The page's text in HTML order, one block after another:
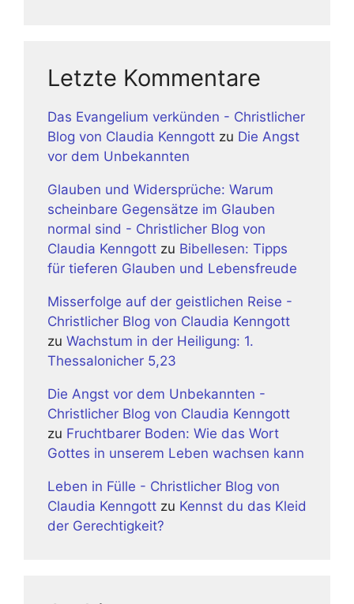
Letzte Kommentare
Das Evangelium verkünden - Christlicher
Blog von Claudia Kenngott zu Die Angst
vor dem Unbekannten
Glauben und Widersprüche: Warum
scheinbare Gegensätze im Glauben
normal sind - Christlicher Blog von
Claudia Kenngott zu Bibellesen: Tipps
für tieferen Glauben und Lebensfreude
Misserfolge auf der geistlichen Reise -
Christlicher Blog von Claudia Kenngott
zu Wachstum in der Heiligung: 1.
Thessalonicher 5,23
Die Angst vor dem Unbekannten -
Christlicher Blog von Claudia Kenngott
zu Fruchtbarer Boden: Wie das Wort
Gottes in unserem Leben wachsen kann
Leben in Fülle - Christlicher Blog von
Claudia Kenngott zu Kennst du das Kleid
der Gerechtigkeit?